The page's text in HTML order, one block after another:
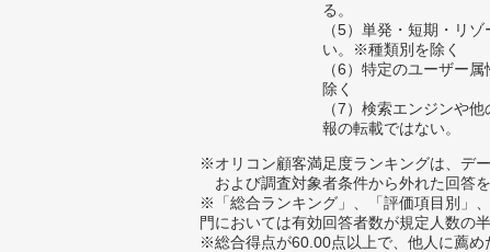
る。
（5）単発・短期・リ
い。※種類別を除く
（6）特定のユーザー
除く
（7）検索エンジンや
報の転載ではない。
※オリコン顧客満足度ランキングは、デ
および調査対象者条件から外れた回答
※「総合ランキング」、「評価項目別」
門においては有効回答者数が規定人数の
※総合得点が60.00点以上で、他人に薦め